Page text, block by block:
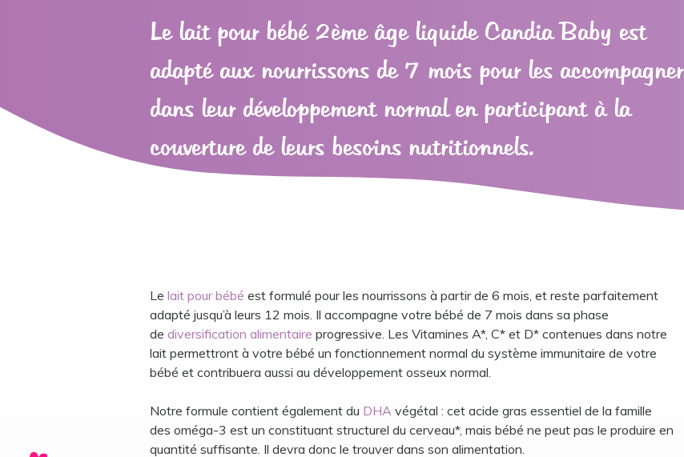
Le lait pour bébé 2ème âge liquide Candia Baby est
adapté aux nourrissons de 7 mois pour les accompagner
dans leur développement normal en participant à la
couverture de leurs besoins nutritionnels.
Le lait pour bébé est formulé pour les nourrissons à partir de 6 mois, et reste parfaitement
adapté jusqu’à leurs 12 mois. Il accompagne votre bébé de 7 mois dans sa phase
de diversification alimentaire progressive. Les Vitamines A*, C* et D* contenues dans notre
lait permettront à votre bébé un fonctionnement normal du système immunitaire de votre
bébé et contribuera aussi au développement osseux normal.
Notre formule contient également du DHA végétal : cet acide gras essentiel de la famille
des oméga-3 est un constituant structurel du cerveau*, mais bébé ne peut pas le produire en
quantité suffisante. Il devra donc le trouver dans son alimentation.